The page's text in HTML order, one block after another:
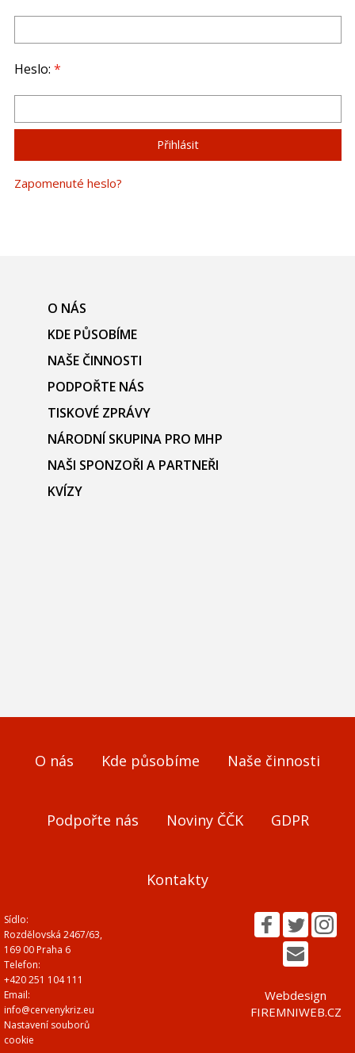
Heslo: *
Zapomenuté heslo?
O NÁS
KDE PŮSOBÍME
NAŠE ČINNOSTI
PODPOŘTE NÁS
TISKOVÉ ZPRÁVY
NÁRODNÍ SKUPINA PRO MHP
NAŠI SPONZOŘI A PARTNEŘI
KVÍZY
O nás Kde působíme Naše činnosti
Podpořte nás Noviny ČČK GDPR
Kontakty
Sídlo:
Rozdělovská 2467/63,
169 00 Praha 6
Telefon:
+420 251 104 111
Email:
info@cervenykriz.eu
Nastavení souborů
cookie
Webdesign
FIREMNIWEB.CZ